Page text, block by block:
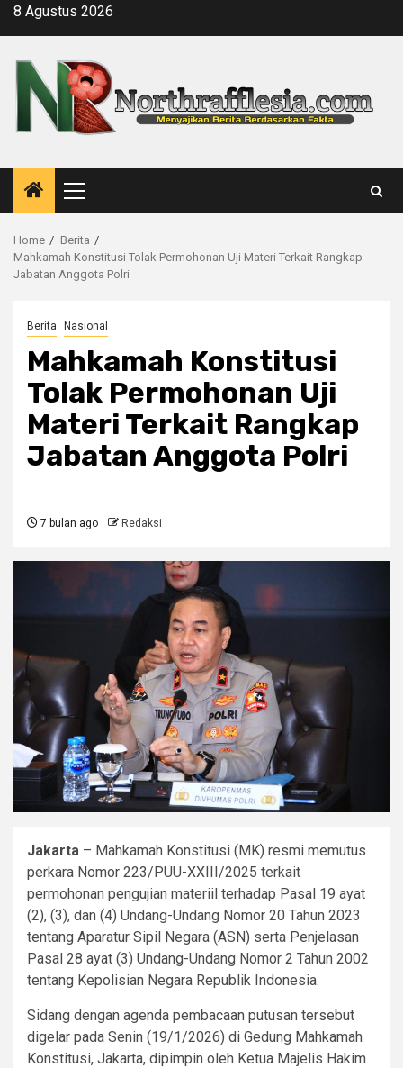
Skip8 Agustus 2026
Primary
Menu
Home
Berita
Mahkamah Konstitusi Tolak Permohonan Uji Materi Terkait Rangkap
Jabatan Anggota Polri
Berita Nasional
Mahkamah Konstitusi
Tolak Permohonan Uji
Materi Terkait Rangkap
Jabatan Anggota Polri
7 bulan ago Redaksi
Jakarta – Mahkamah Konstitusi (MK) resmi memutus
perkara Nomor 223/PUU-XXIII/2025 terkait
permohonan pengujian materiil terhadap Pasal 19 ayat
(2), (3), dan (4) Undang-Undang Nomor 20 Tahun 2023
tentang Aparatur Sipil Negara (ASN) serta Penjelasan
Pasal 28 ayat (3) Undang-Undang Nomor 2 Tahun 2002
tentang Kepolisian Negara Republik Indonesia.
Sidang dengan agenda pembacaan putusan tersebut
digelar pada Senin (19/1/2026) di Gedung Mahkamah
Konstitusi, Jakarta, dipimpin oleh Ketua Majelis Hakim